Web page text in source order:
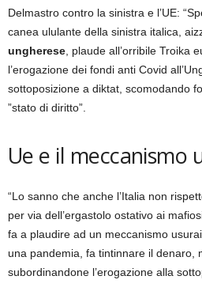
Delmastro contro la sinistra e l’UE:
canea ululante della sinistra italica,
ungherese, plaude all’orribile Troika
l’erogazione dei fondi anti Covid
sottoposizione a diktat, scomodando
”stato di diritto”.
Ue e il meccanismo
“Lo sanno che anche l’Italia non
per via dell’ergastolo ostativo ai
fa a plaudire ad un meccanismo
una pandemia, fa tintinnare il denaro,
subordinandone l’erogazione alla